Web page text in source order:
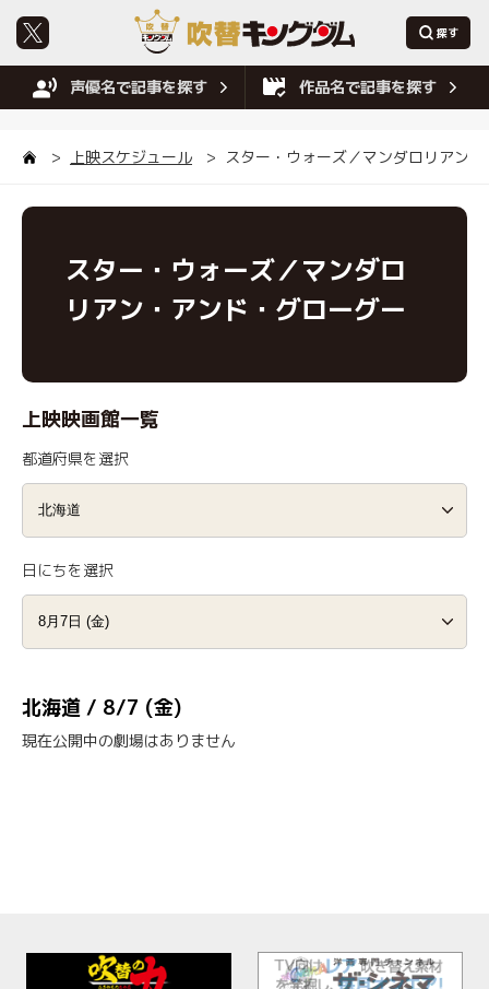
声優名で記事を探す 作品名で記事を探す
上映スケジュール スター・ウォーズ／マンダロリアン
スター・ウォーズ／マンダロ
リアン・アンド・グローグー
上映映画館一覧
都道府県を選択
日にちを選択
北海道 / 8/7 (金)
現在公開中の劇場はありません